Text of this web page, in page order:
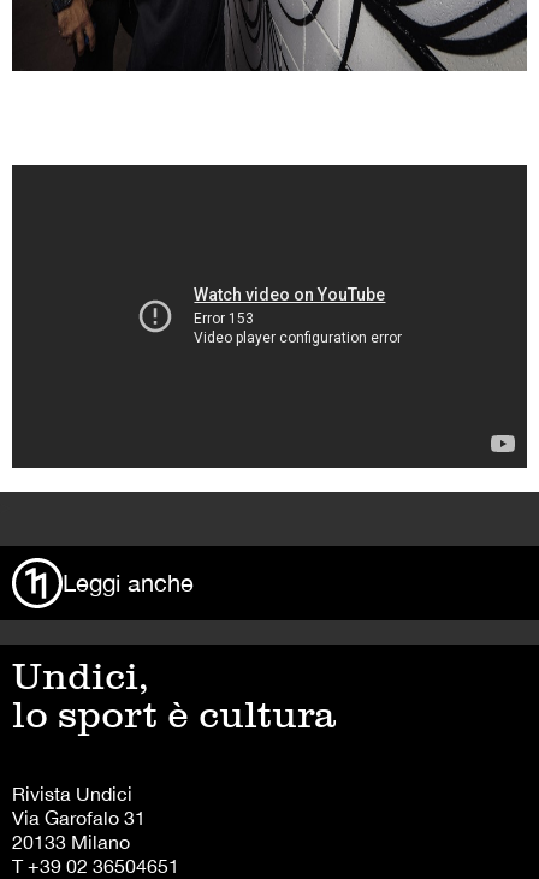
Leggi anche
Undici,
lo sport è cultura
Rivista Undici
Via Garofalo 31
20133 Milano
T +39 02 36504651